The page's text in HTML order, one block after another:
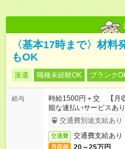
〈基本17時まで〉材
もOK
派遣 職種未経験OK ブランク
給与
時給1500円＋交 【月
能な速払いサービスあり
交通費別途支給あり
交通費 交通費支給あり
月収例 20～25万円